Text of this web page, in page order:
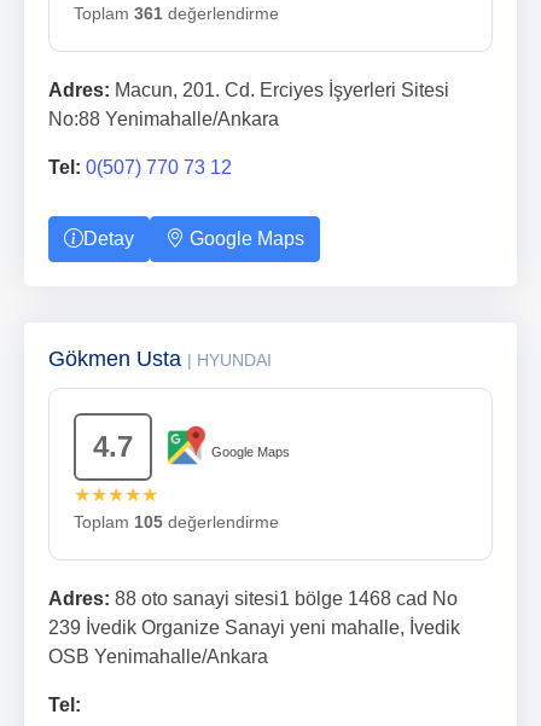
Toplam 361 değerlendirme
Adres: Macun, 201. Cd. Erciyes İşyerleri Sitesi
No:88 Yenimahalle/Ankara
Tel: 0(507) 770 73 12
Detay Google Maps
Gökmen Usta | HYUNDAI
4.7 Google Maps
★★★★★
Toplam 105 değerlendirme
Adres: 88 oto sanayi sitesi1 bölge 1468 cad No
239 İvedik Organize Sanayi yeni mahalle, İvedik
OSB Yenimahalle/Ankara
Tel: